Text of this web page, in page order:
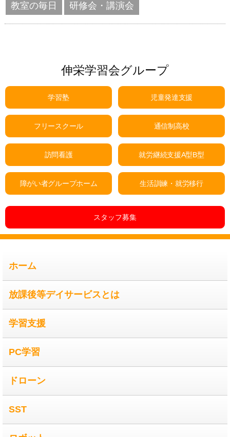
教室の毎日
研修会・講演会
伸栄学習会グループ
学習塾 児童発達支援
フリースクール 通信制高校
訪問看護 就労継続支援A型B型
障がい者グループホーム 生活訓練・就労移行
スタッフ募集
ホーム
放課後等デイサービスとは
学習支援
PC学習
ドローン
SST